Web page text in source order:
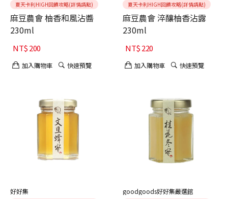
夏天卡利HIGH回饋攻略(詳情請點)
麻豆農會 柚香和風沾醬
230ml
NT$200
加入購物車 快速預覽
夏天卡利HIGH回饋攻略(詳情請點)
麻豆農會 淬釀柚香沾露
230ml
NT$220
加入購物車 快速預覽
好好集 goodgoods好好集嚴選館